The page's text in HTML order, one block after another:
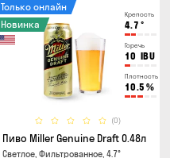
Крепость
4.7 °
Горечь
10 IBU
Плотность
10.5 %
(0)
Только онлайн
Новинка
Пиво Miller Genuine Draft 0.48л
Светлое, Фильтрованное, 4.7°